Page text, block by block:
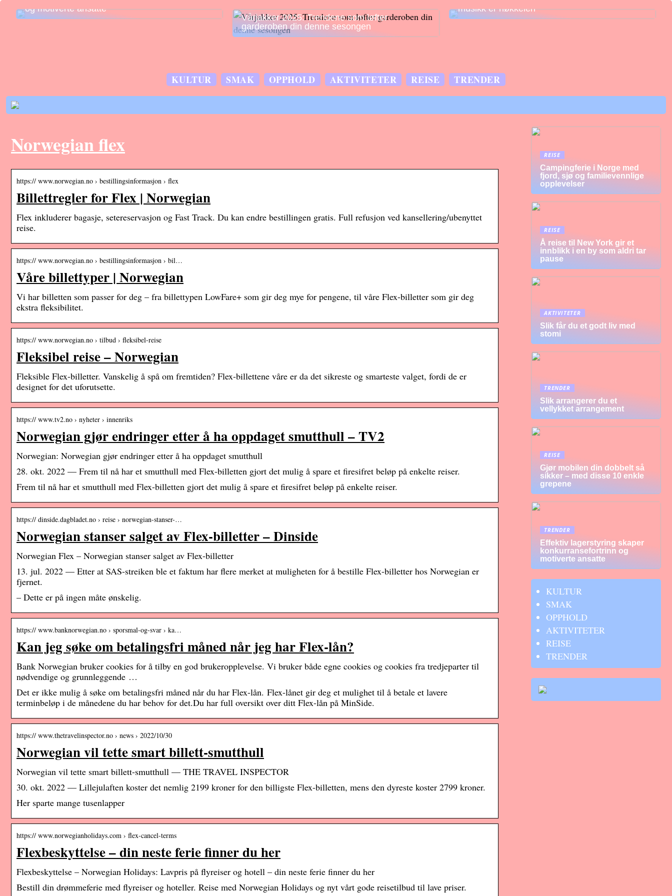
og motiverte ansatte
Vårjakker 2025: Trendene som løfter
garderoben din denne sesongen
musikk er nøkkelen
KULTUR SMAK OPPHOLD AKTIVITETER REISE TRENDER
Norwegian flex
https:// www.norwegian.no › bestillingsinformasjon › flex
Billettregler for Flex | Norwegian
Flex inkluderer bagasje, setereservasjon og Fast Track. Du kan endre bestillingen gratis. Full refusjon ved kansellering/ubenyttet
reise.
https:// www.norwegian.no › bestillingsinformasjon › bil…
Våre billettyper | Norwegian
Vi har billetten som passer for deg – fra billettypen LowFare+ som gir deg mye for pengene, til våre Flex-billetter som gir deg
ekstra fleksibilitet.
https:// www.norwegian.no › tilbud › fleksibel-reise
Fleksibel reise – Norwegian
Fleksible Flex-billetter. Vanskelig å spå om fremtiden? Flex-billettene våre er da det sikreste og smarteste valget, fordi de er
designet for det uforutsette.
https:// www.tv2.no › nyheter › innenriks
Norwegian gjør endringer etter å ha oppdaget smutthull – TV2
Norwegian: Norwegian gjør endringer etter å ha oppdaget smutthull
28. okt. 2022 — Frem til nå har et smutthull med Flex-billetten gjort det mulig å spare et firesifret beløp på enkelte reiser.
Frem til nå har et smutthull med Flex-billetten gjort det mulig å spare et firesifret beløp på enkelte reiser.
https:// dinside.dagbladet.no › reise › norwegian-stanser-…
Norwegian stanser salget av Flex-billetter – Dinside
Norwegian Flex – Norwegian stanser salget av Flex-billetter
13. jul. 2022 — Etter at SAS-streiken ble et faktum har flere merket at muligheten for å bestille Flex-billetter hos Norwegian er
fjernet.
– Dette er på ingen måte ønskelig.
https:// www.banknorwegian.no › sporsmal-og-svar › ka…
Kan jeg søke om betalingsfri måned når jeg har Flex-lån?
Bank Norwegian bruker cookies for å tilby en god brukeropplevelse. Vi bruker både egne cookies og cookies fra tredjeparter til
nødvendige og grunnleggende …
Det er ikke mulig å søke om betalingsfri måned når du har Flex-lån. Flex-lånet gir deg et mulighet til å betale et lavere
terminbeløp i de månedene du har behov for det.Du har full oversikt over ditt Flex-lån på MinSide.
https:// www.thetravelinspector.no › news › 2022/10/30
Norwegian vil tette smart billett-smutthull
Norwegian vil tette smart billett-smutthull — THE TRAVEL INSPECTOR
30. okt. 2022 — Lillejulaften koster det nemlig 2199 kroner for den billigste Flex-billetten, mens den dyreste koster 2799 kroner.
Her sparte mange tusenlapper
https:// www.norwegianholidays.com › flex-cancel-terms
Flexbeskyttelse – din neste ferie finner du her
Flexbeskyttelse – Norwegian Holidays: Lavpris på flyreiser og hotell – din neste ferie finner du her
Bestill din drømmeferie med flyreiser og hoteller. Reise med Norwegian Holidays og nyt vårt gode reisetilbud til lave priser.
REISE
Campingferie i Norge med
fjord, sjø og familievennlige
opplevelser
REISE
Å reise til New York gir et
innblikk i en by som aldri tar
pause
AKTIVITETER
Slik får du et godt liv med
stomi
TRENDER
Slik arrangerer du et
vellykket arrangement
REISE
Gjør mobilen din dobbelt så
sikker – med disse 10 enkle
grepene
TRENDER
Effektiv lagerstyring skaper
konkurransefortrinn og
motiverte ansatte
KULTUR
SMAK
OPPHOLD
AKTIVITETER
REISE
TRENDER